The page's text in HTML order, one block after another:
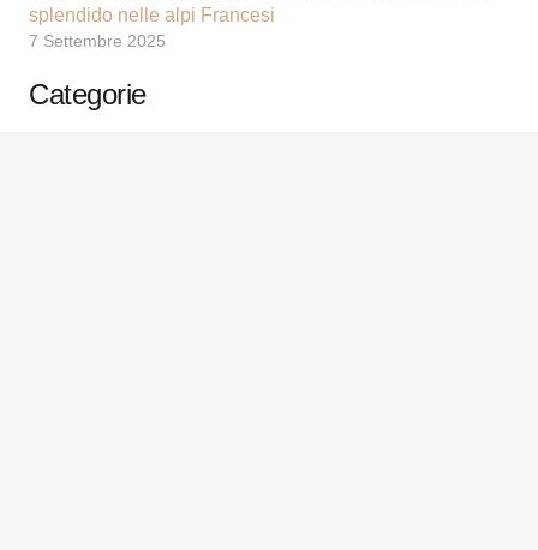
splendido nelle alpi Francesi
7 Settembre 2025
Categorie